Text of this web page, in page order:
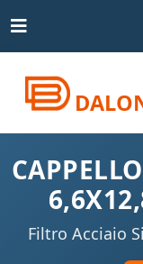
Filtro Acciaio